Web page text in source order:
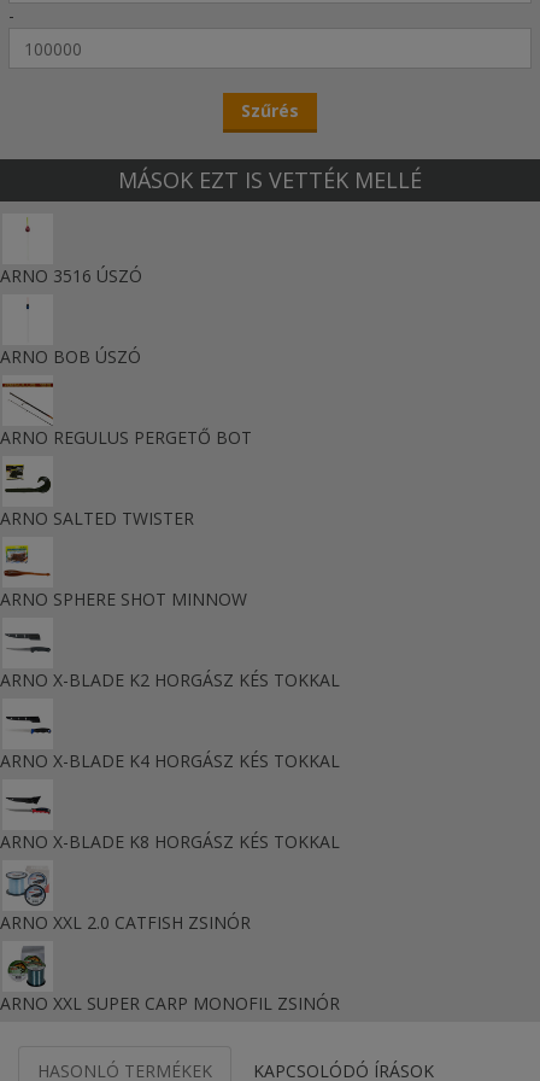
-
MÁSOK EZT IS VETTÉK MELLÉ
ARNO 3516 ÚSZÓ
ARNO BOB ÚSZÓ
ARNO REGULUS PERGETŐ BOT
ARNO SALTED TWISTER
ARNO SPHERE SHOT MINNOW
ARNO X-BLADE K2 HORGÁSZ KÉS TOKKAL
ARNO X-BLADE K4 HORGÁSZ KÉS TOKKAL
ARNO X-BLADE K8 HORGÁSZ KÉS TOKKAL
ARNO XXL 2.0 CATFISH ZSINÓR
ARNO XXL SUPER CARP MONOFIL ZSINÓR
HASONLÓ TERMÉKEK KAPCSOLÓDÓ ÍRÁSOK